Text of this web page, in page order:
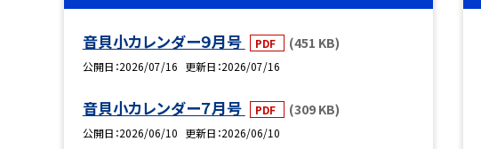
音貝小カレンダー９月号 PDF (451 KB)
公開日 2026/07/16 更新日 2026/07/16
音貝小カレンダー７月号 PDF (309 KB)
公開日 2026/06/10 更新日 2026/06/10